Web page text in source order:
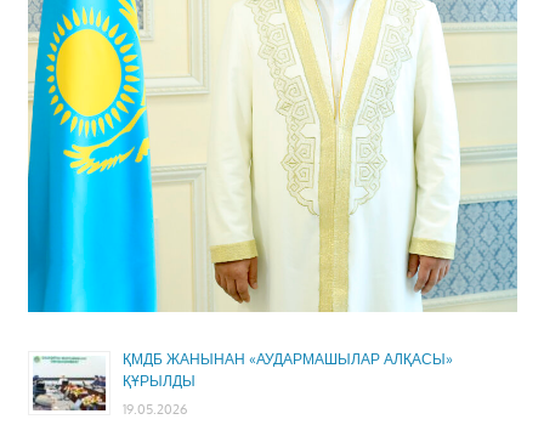
ҚМДБ ЖАНЫНАН «АУДАРМАШЫЛАР АЛҚАСЫ»
ҚҰРЫЛДЫ
19.05.2026